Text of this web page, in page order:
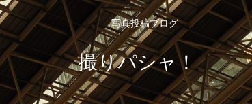
写真投稿ブログ
撮りパシャ！